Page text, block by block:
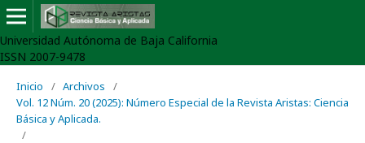
Universidad Autónoma de Baja California
ISSN 2007-9478
Inicio / Archivos
/
Vol. 12 Núm. 20 (2025): Número Especial de la Revista Aristas: Ciencia
Básica y Aplicada.
/